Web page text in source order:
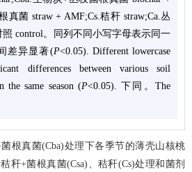
真菌 straw + AMF;Cs.秸秆 straw;Ca.丛
control。同列不同小写字母表示同一
差异显著(P<0.05). Different lowercase
differences between various soil
the same season (P<0.05). 下同。The
根真菌(Cba)处理下各季节的薄壳山核桃
秆+菌根真菌(Csa)、秸秆(Cs)处理和菌剂